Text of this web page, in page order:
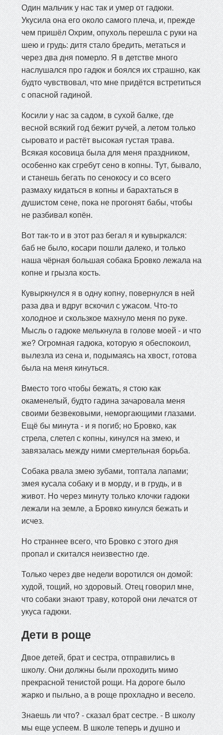
Один мальчик у нас так и умер от гадюки.
Укусила она его около самого плеча, и, прежде
чем пришёл Охрим, опухоль перешла с руки на
шею и грудь: дитя стало бредить, метаться и
через два дня померло. Я в детстве много
наслушался про гадюк и боялся их страшно, как
будто чувствовал, что мне придётся встретиться
с опасной гадиной.
Косили у нас за садом, в сухой балке, где
весной всякий год бежит ручей, а летом только
сыровато и растёт высокая густая трава.
Всякая косовица была для меня праздником,
особенно как сгребут сено в копны. Тут, бывало,
и станешь бегать по сенокосу и со всего
размаху кидаться в копны и барахтаться в
душистом сене, пока не прогонят бабы, чтобы
не разбивал копён.
Вот так-то и в этот раз бегал я и кувыркался:
баб не было, косари пошли далеко, и только
наша чёрная большая собака Бровко лежала на
копне и грызла кость.
Кувыркнулся я в одну копну, повернулся в ней
раза два и вдруг вскочил с ужасом. Что-то
холодное и скользкое махнуло меня по руке.
Мысль о гадюке мелькнула в голове моей - и что
же? Огромная гадюка, которую я обеспокоил,
вылезла из сена и, подымаясь на хвост, готова
была на меня кинуться.
Вместо того чтобы бежать, я стою как
окаменелый, будто гадина зачаровала меня
своими безвековыми, неморгающими глазами.
Ещё бы минута - и я погиб; но Бровко, как
стрела, слетел с копны, кинулся на змею, и
завязалась между ними смертельная борьба.
Собака рвала змею зубами, топтала лапами;
змея кусала собаку и в морду, и в грудь, и в
живот. Но через минуту только клочки гадюки
лежали на земле, а Бровко кинулся бежать и
исчез.
Но страннее всего, что Бровко с этого дня
пропал и скитался неизвестно где.
Только через две недели воротился он домой:
худой, тощий, но здоровый. Отец говорил мне,
что собаки знают траву, которой они лечатся от
укуса гадюки.
Дети в роще
Двое детей, брат и сестра, отправились в
школу. Они должны были проходить мимо
прекрасной тенистой рощи. На дороге было
жарко и пыльно, а в роще прохладно и весело.
Знаешь ли что? - сказал брат сестре. - В школу
мы еще успеем. В школе теперь и душно и